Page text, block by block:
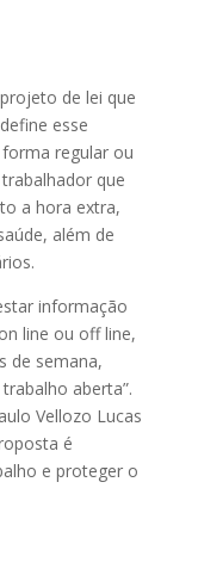
de lei que
esse
regular ou
que
a hora extra,
além de
informação
line ou off line,
de semana,
aberta”.
Vellozo Lucas
é
e proteger o